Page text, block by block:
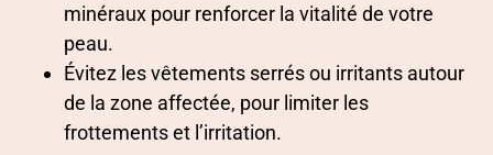
minéraux pour renforcer la vitalité de votre
peau.
Évitez les vêtements serrés ou irritants autour
de la zone affectée, pour limiter les
frottements et l’irritation.